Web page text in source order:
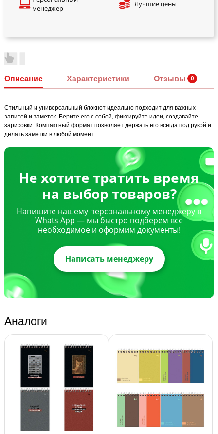
менеджер
Лучшие цены
Описание Характеристики Отзывы
Стильный и универсальный блокнот идеально подходит для важных
записей и заметок. Берите его с собой, фиксируйте идеи, создавайте
зарисовки. Компактный формат позволяет держать его всегда под рукой и
делать заметки в любой момент.
Не хотите тратить время
на выбор товаров?
Напишите нашему персональному менеджеру в
Whats App — мы быстро подберем все
необходимое и оформим документы!
Написать менеджеру
Аналоги